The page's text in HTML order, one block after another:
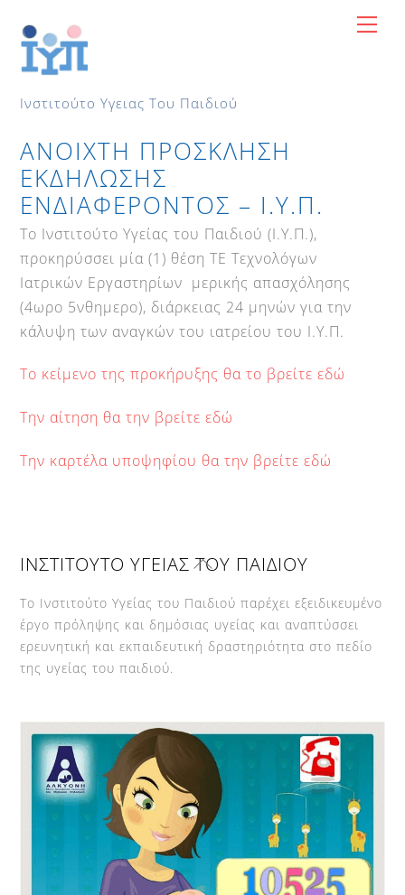
content
Ινστιτούτο Υγειας Του Παιδιού
ΑΝΟΙΧΤΗ ΠΡΟΣΚΛΗΣΗ
ΕΚΔΗΛΩΣΗΣ
ΕΝΔΙΑΦΕΡΟΝΤΟΣ – Ι.Υ.Π.
Το Ινστιτούτο Υγείας του Παιδιού (Ι.Υ.Π.),
προκηρύσσει μία (1) θέση ΤΕ Τεχνολόγων
Ιατρικών Εργαστηρίων μερικής απασχόλησης
(4ωρο 5νθημερο), διάρκειας 24 μηνών για την
κάλυψη των αναγκών του ιατρείου του Ι.Υ.Π.
Το κείμενο της προκήρυξης θα το βρείτε εδώ
Την αίτηση θα την βρείτε εδώ
Την καρτέλα υποψηφίου θα την βρείτε εδώ
Back
Top
ΙΝΣΤΙΤΟΥΤΟ ΥΓΕΙΑΣ ΤΟΥ ΠΑΙΔΙΟΥ
Το Ινστιτούτο Υγείας του Παιδιού παρέχει εξειδικευμένο
έργο πρόληψης και δημόσιας υγείας και αναπτύσσει
ερευνητική και εκπαιδευτική δραστηριότητα στο πεδίο
της υγείας του παιδιού.